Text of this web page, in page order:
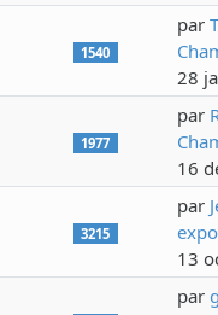
1540
par
28
1977
par
16
3215
par
13
par